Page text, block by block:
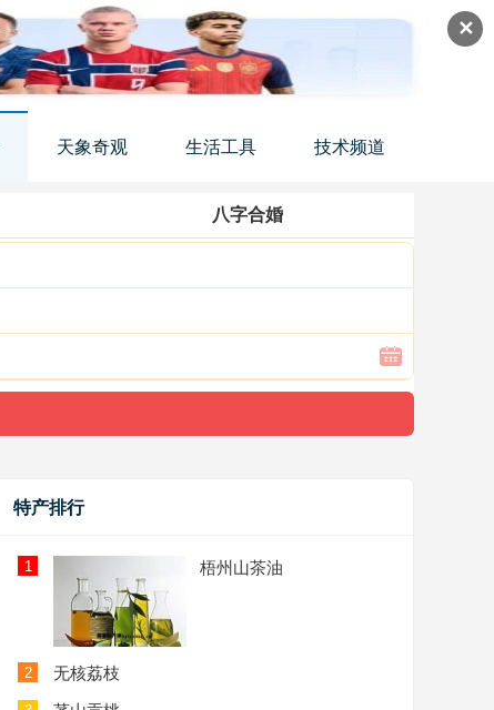
✕
天象奇观 生活工具 技术频道
八字合婚
特产排行
1 梧州山茶油
2 无核荔枝